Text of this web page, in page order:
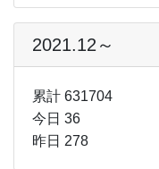
2021.12～
累計 631704
今日 36
昨日 278